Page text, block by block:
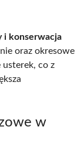
i konserwacja
oraz okresowe
usterek, co z
w